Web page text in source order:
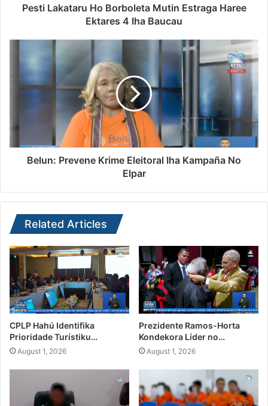
Pesti Lakataru Ho Borboleta Mutin Estraga Haree
Ektares 4 Iha Baucau
Belun: Prevene Krime Eleitoral Iha Kampaña No
Elpar
Related Articles
CPLP Hahú Identifika
Prioridade Turístiku…
August 1, 2026
Prezidente Ramos-Horta
Kondekora Líder no…
August 1, 2026